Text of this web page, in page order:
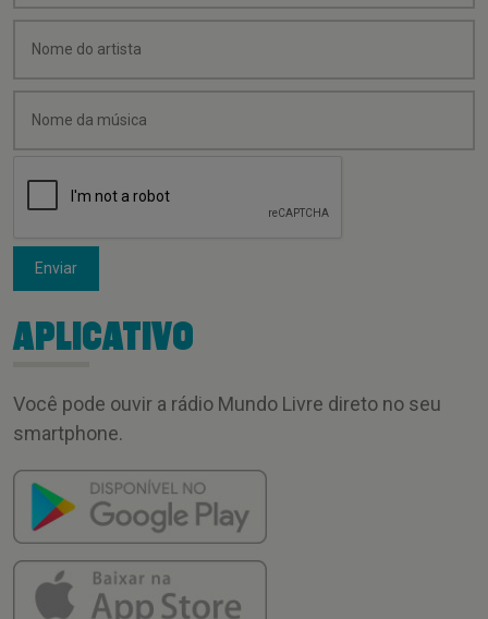
Enviar
APLICATIVO
Você pode ouvir a rádio Mundo Livre direto no seu
smartphone.